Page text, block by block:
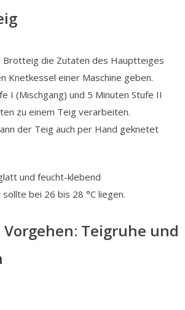
Brotteig die Zutaten des Hauptteiges
Knetkessel einer Maschine geben.
I (Mischgang) und 5 Minuten Stufe II
zu einem Teig verarbeiten.
der Teig auch per Hand geknetet
und feucht-klebend
bei 26 bis 28 °C liegen.
Teigruhe und